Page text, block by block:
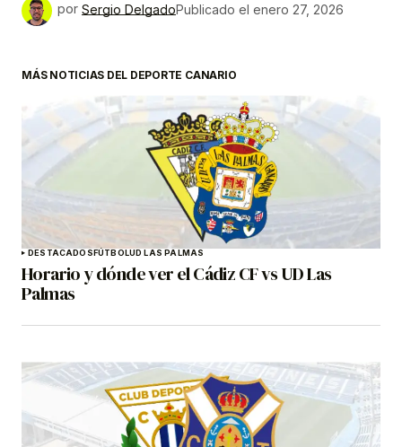
por Sergio DelgadoPublicado el enero 27, 2026
MÁS NOTICIAS DEL DEPORTE CANARIO
DESTACADOS FÚTBOLUD LAS PALMAS
Horario y dónde ver el Cádiz CF vs UD Las
Palmas